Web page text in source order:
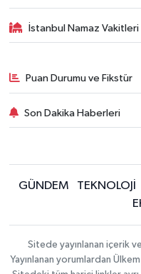
İstanbul Namaz Vakitleri
Puan Durumu ve Fikstür
Son Dakika Haberleri
GÜNDEM TEKNOLOJİ
Sitede yayınlanan içerik
Yayınlanan yorumlardan